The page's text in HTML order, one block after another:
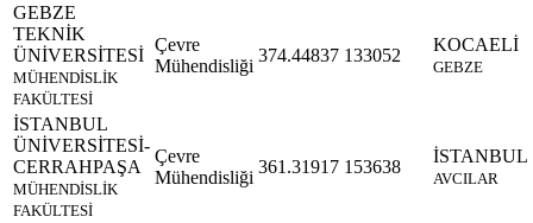
GEBZE
TEKNİK
ÜNİVERSİTESİ
MÜHENDİSLİK
FAKÜLTESİ
Çevre
Mühendisliği
374.44837 133052
KOCAELİ
GEBZE
İSTANBUL
ÜNİVERSİTESİ-
CERRAHPAŞA
MÜHENDİSLİK
FAKÜLTESİ
Çevre
Mühendisliği
361.31917 153638
İSTANBUL
AVCILAR